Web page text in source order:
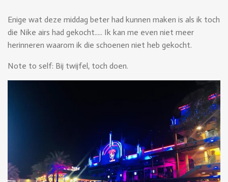
Enige wat deze middag beter had kunnen maken is als ik toch
die Nike airs had gekocht..... Ik kan me even niet meer
herinneren waarom ik die schoenen niet heb gekocht.
Note to self: Bij twijfel, toch doen.